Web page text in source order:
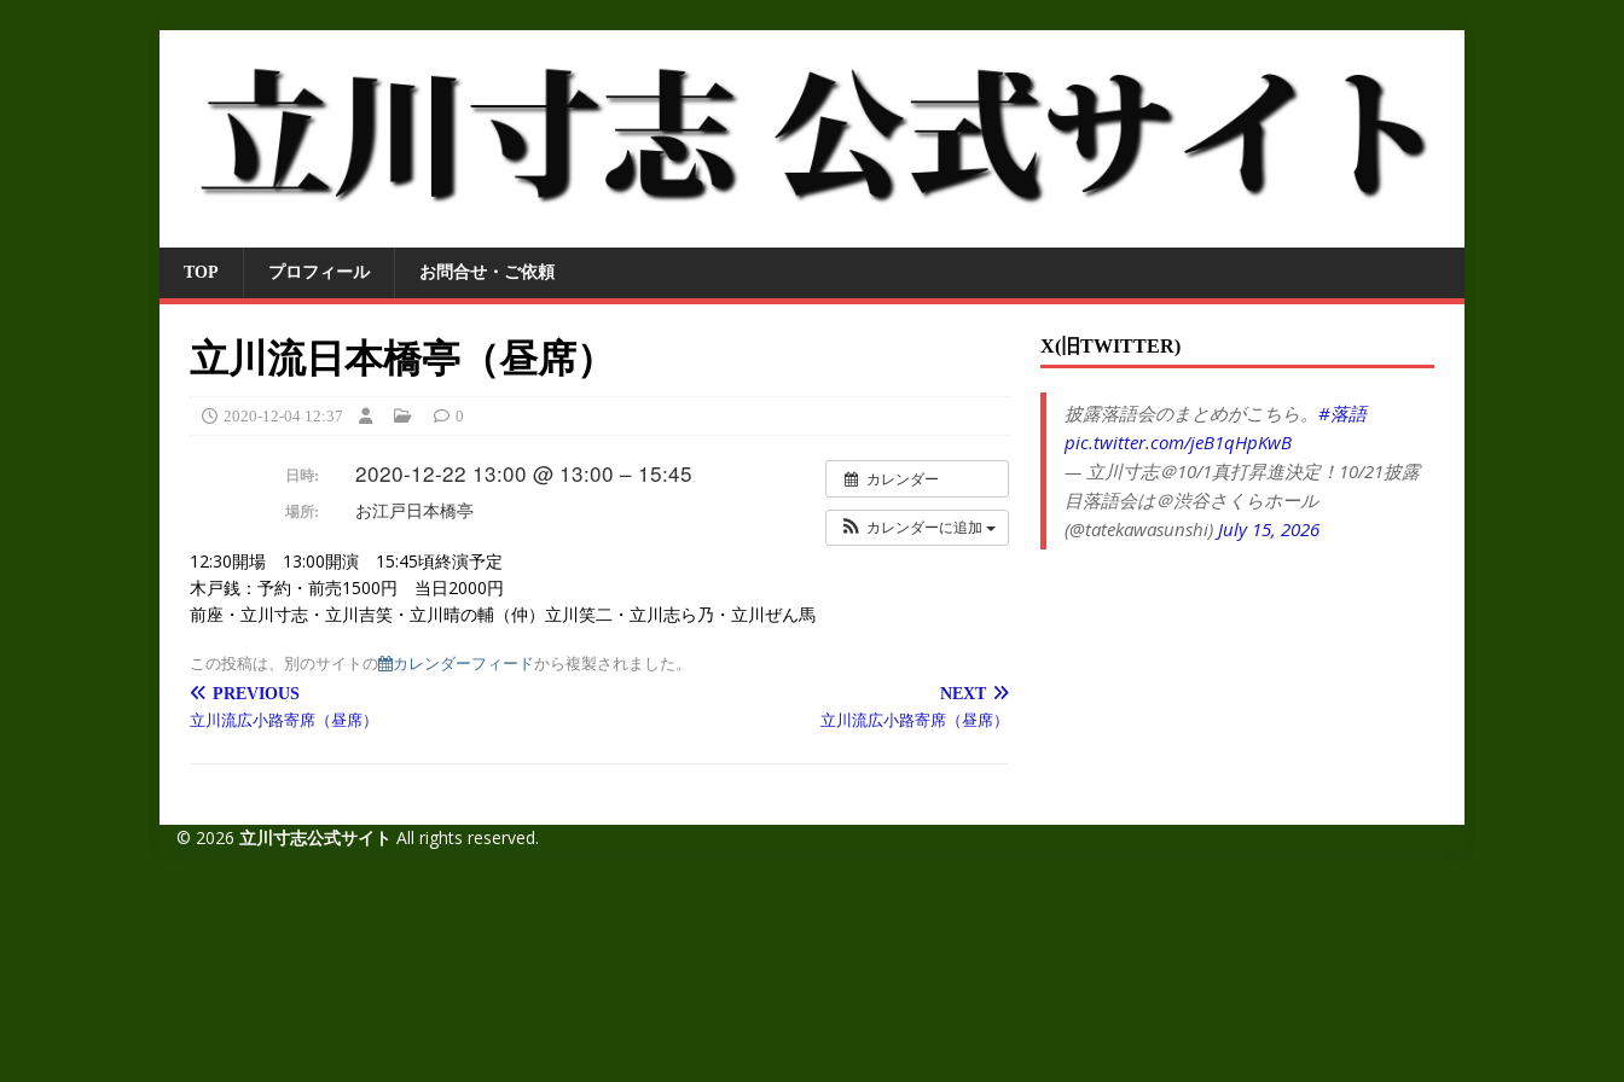
TOP プロフィール お問合せ・ご依頼
立川流日本橋亭（昼席）
2020-12-04 12:37 0
カレンダー
カレンダーに追加
日時: 2020-12-22 13:00 @ 13:00 – 15:45
場所: お江戸日本橋亭
12:30開場 13:00開演 15:45頃終演予定
木戸銭：予約・前売1500円 当日2000円
前座・立川寸志・立川吉笑・立川晴の輔（仲）立川笑二・立川志ら乃・立川ぜん馬
この投稿は、別のサイトの カレンダーフィードから複製されました。
PREVIOUS
立川流広小路寄席（昼席）
NEXT
立川流広小路寄席（昼席）
X(旧TWITTER)
披露落語会のまとめがこちら。 #落語
pic.twitter.com/jeB1qHpKwB
— 立川寸志＠10/1真打昇進決定！10/21披露
目落語会は＠渋谷さくらホール
(@tatekawasunshi) July 15, 2026
© 2026 立川寸志公式サイト All rights reserved.